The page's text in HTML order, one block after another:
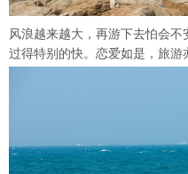
风浪越来越大，再游下去怕会
过得特别的快。恋爱如是，旅游